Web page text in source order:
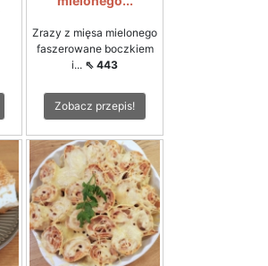
Zrazy z mięsa mielonego
faszerowane boczkiem
i... ⇖ 443
Zobacz przepis!